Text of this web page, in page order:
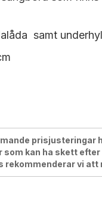
samt
prisjusteringar
som kan ha skett
rekommenderar vi att